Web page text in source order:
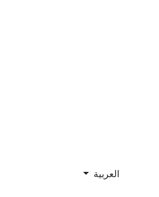
العربية